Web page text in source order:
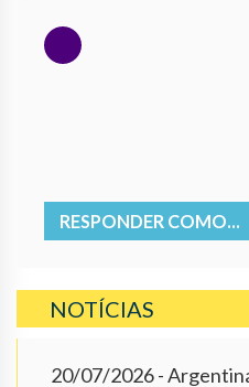
RESPONDER COMO...
NOTÍCIAS
20/07/2026-